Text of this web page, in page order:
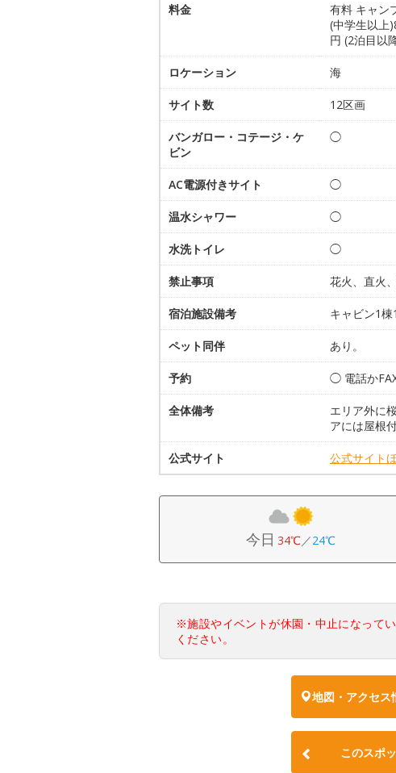
料金
有料 キャン
(中学生以上
円 (2泊目以
ロケーション 海
サイト数 12区画
バンガロー・コテージ・ケ
ビン
◯
AC電源付きサイト ◯
温水シャワー ◯
水洗トイレ ◯
禁止事項 花火、直火
宿泊施設備考 キャビン1
ペット同伴 あり。
予約 ◯ 電話か
全体備考
エリア外に
アには屋根
公式サイト 公式サイト
今日 34℃／24℃
※施設やイベントが休園・中止になって
ください。
地図・アクセス
このスポ